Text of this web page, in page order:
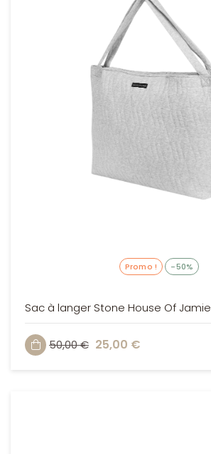
Promo ! -50%
Sac à langer Stone House Of Jamie
50,00 € 25,00 €